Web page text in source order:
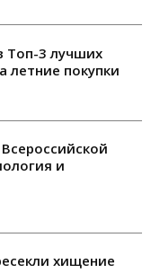
Топ-3 лучших
летние покупки
и
хищение